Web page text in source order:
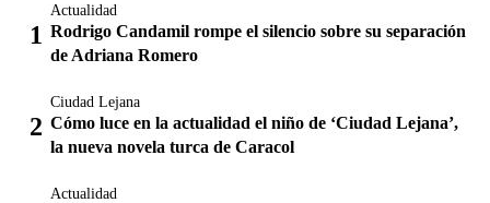
Actualidad
Rodrigo Candamil rompe el silencio sobre su separación
de Adriana Romero
Ciudad Lejana
Cómo luce en la actualidad el niño de ‘Ciudad Lejana’,
la nueva novela turca de Caracol
Actualidad